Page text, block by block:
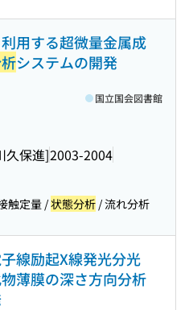
用する超微量金属成
システムの開発
久保進]2003-2004
国立国会図書館
触定量 /状態分析 / 流れ分析
線励起X線発光分光
薄膜の深さ方向分析